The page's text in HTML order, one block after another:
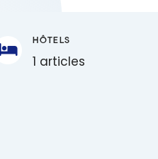
HÔTELS
1 articles